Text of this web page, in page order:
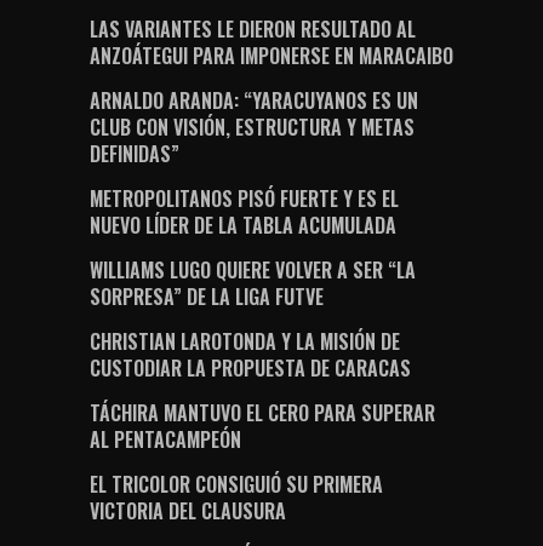
LAS VARIANTES LE DIERON RESULTADO AL
ANZOÁTEGUI PARA IMPONERSE EN MARACAIBO
ARNALDO ARANDA: “YARACUYANOS ES UN
CLUB CON VISIÓN, ESTRUCTURA Y METAS
DEFINIDAS”
METROPOLITANOS PISÓ FUERTE Y ES EL
NUEVO LÍDER DE LA TABLA ACUMULADA
WILLIAMS LUGO QUIERE VOLVER A SER “LA
SORPRESA” DE LA LIGA FUTVE
CHRISTIAN LAROTONDA Y LA MISIÓN DE
CUSTODIAR LA PROPUESTA DE CARACAS
TÁCHIRA MANTUVO EL CERO PARA SUPERAR
AL PENTACAMPEÓN
EL TRICOLOR CONSIGUIÓ SU PRIMERA
VICTORIA DEL CLAUSURA